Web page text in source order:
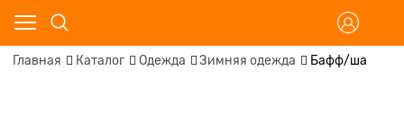
Главная Каталог Одежда Зимняя одежда Бафф/ша